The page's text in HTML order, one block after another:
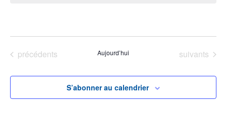
date.Évènements
précédents Aujourd’hui Évènements
suivants
S’abonner au calendrier